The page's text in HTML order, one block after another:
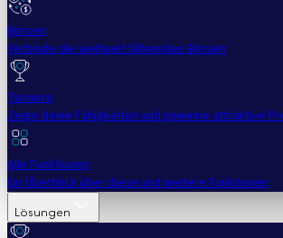
Börsen
Verbinde die weltweit führenden Börsen
Turniere
Zeige deine Fähigkeiten und gewinne attraktive
Alle Funktionen
Ein Überblick über diese und weitere Funktionen
Lösungen